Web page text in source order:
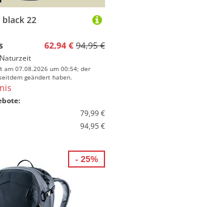
22
62,94 € 94,95 €
Naturzeit
am 07.08.2026 um 00:54; der
geändert haben.
79,99 €
94,95 €
- 25%